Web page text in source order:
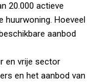
20.000 actieve
huurwoning. Hoeveel
aanbod
en vrije sector
en het aanbod van